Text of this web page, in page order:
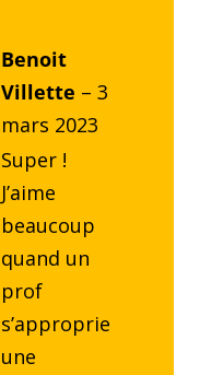
Benoit
Villette – 3
mars 2023
Super !
J’aime
beaucoup
quand un
prof
s’approprie
une